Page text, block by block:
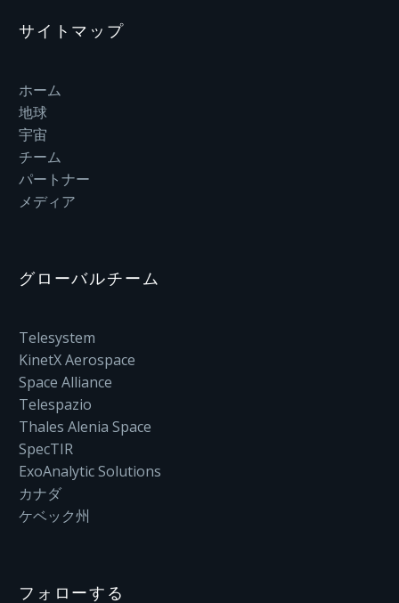
サイトマップ
ホーム
地球
宇宙
チーム
パートナー
メディア
グローバルチーム
Telesystem
KinetX Aerospace
Space Alliance
Telespazio
Thales Alenia Space
SpecTIR
ExoAnalytic Solutions
カナダ
ケベック州
フォローする